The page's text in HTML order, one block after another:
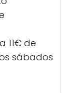
11€ de
sábados